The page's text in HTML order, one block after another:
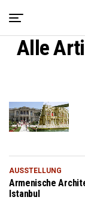
Alle
AUSSTELLUNG
Armenische
Istanbul